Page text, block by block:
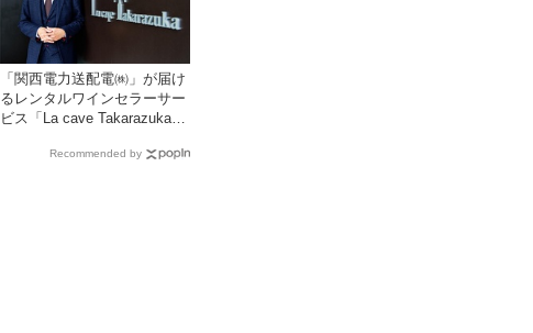
「関西電力送配電㈱」が届け
るレンタルワインセラーサー
ビス「La cave Takarazuka」
ムリエの塚元 晃氏が初訪
Recommended by